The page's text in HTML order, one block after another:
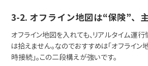
3-2. オフライン地図は“保険”、
オフライン地図を入れても、リアルタイム運行
は拾えません。なのでおすすめは「オフライン
時接続」。この二段構えが強いです。